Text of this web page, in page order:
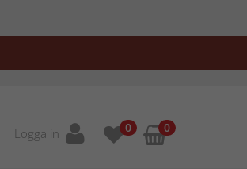
Logga in 0 0